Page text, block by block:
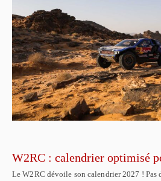
W2RC : calendrier optimisé
Le W2RC dévoile son calendrier 2027 ! Pas